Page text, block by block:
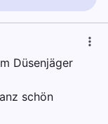
Düsenjäger
schön